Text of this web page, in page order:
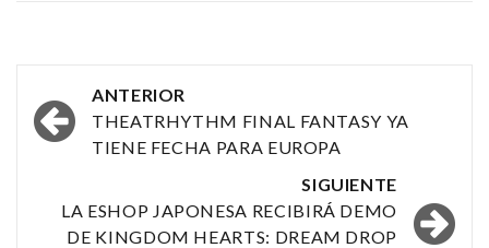
Navegación
por
entradas
ANTERIOR
THEATRHYTHM FINAL FANTASY YA
TIENE FECHA PARA EUROPA
SIGUIENTE
LA ESHOP JAPONESA RECIBIRÁ DEMO
DE KINGDOM HEARTS: DREAM DROP